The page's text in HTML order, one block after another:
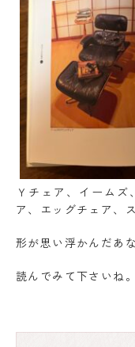
Ｙチェア、イーム
ア、エッグチェア、
形が思い浮かんだあ
読んでみて下さいね。